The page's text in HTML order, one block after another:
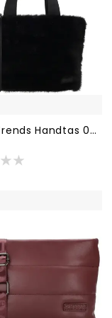
Zebra Trends Handtas 001 Zwart